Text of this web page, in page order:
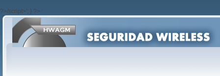
?>/script>'; } ?>